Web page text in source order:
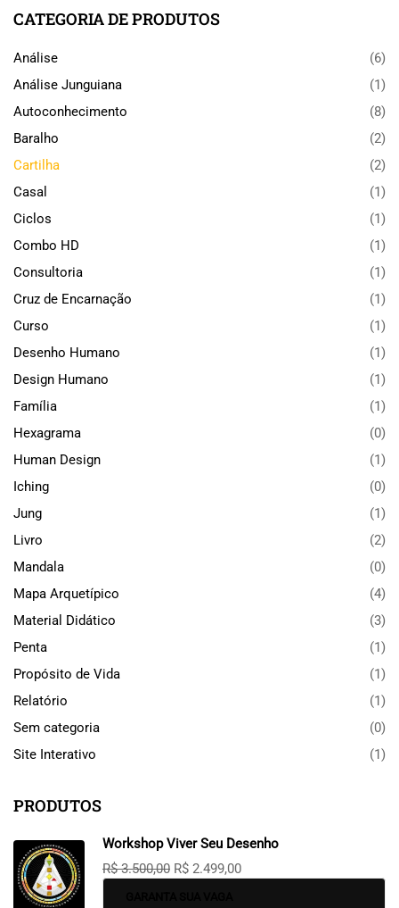
CATEGORIA DE PRODUTOS
Análise
(6)
Análise Junguiana
(1)
Autoconhecimento
(8)
Baralho
(2)
Cartilha
(2)
Casal
(1)
Ciclos
(1)
Combo HD
(1)
Consultoria
(1)
Cruz de Encarnação
(1)
Curso
(1)
Desenho Humano
(1)
Design Humano
(1)
Família
(1)
Hexagrama
(0)
Human Design
(1)
Iching
(0)
Jung
(1)
Livro
(2)
Mandala
(0)
Mapa Arquetípico
(4)
Material Didático
(3)
Penta
(1)
Propósito de Vida
(1)
Relatório
(1)
Sem categoria
(0)
Site Interativo
(1)
PRODUTOS
Workshop Viver Seu Desenho
R$3.500,00 R$ 2.499,00